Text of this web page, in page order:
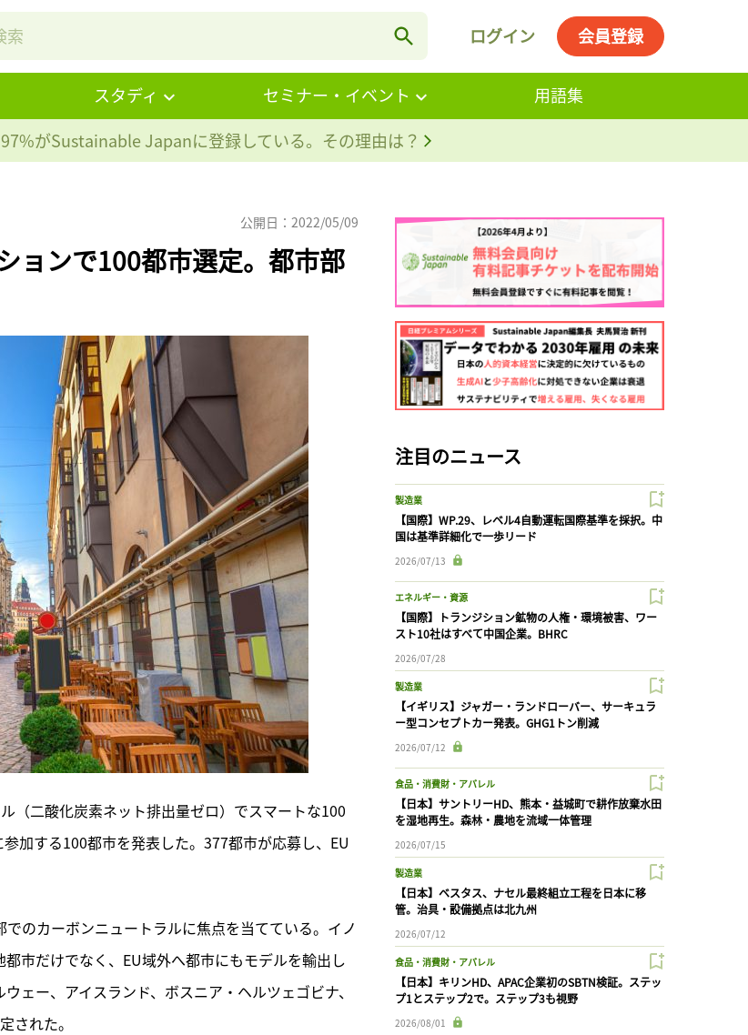
ログイン 会員登録
スタディ セミナー・イベント
用語集
がSustainable Japanに登録している。その理由は？
公開日：2022/05/09
ョンで100都市選定。都市部
（二酸化炭素ネット排出量ゼロ）でスマートな100
加する100都市を発表した。377都市が応募し、EU
のカーボンニュートラルに焦点を当てている。イノ
市だけでなく、EU域外へ都市にもモデルを輸出し
ェー、アイスランド、ボスニア・ヘルツェゴビナ、
された。
注目のニュース
製造業
【国際】WP.29、レベル4自動運転国際基準を採択。中
国は基準詳細化で一歩リード
2026/07/13
エネルギー・資源
【国際】トランジション鉱物の人権・環境被害、ワー
スト10社はすべて中国企業。BHRC
2026/07/28
製造業
【イギリス】ジャガー・ランドローバー、サーキュラ
ー型コンセプトカー発表。GHG1トン削減
2026/07/12
食品・消費財・アパレル
【日本】サントリーHD、熊本・益城町で耕作放棄水田
を湿地再生。森林・農地を流域一体管理
2026/07/15
製造業
【日本】ベスタス、ナセル最終組立工程を日本に移
管。治具・設備拠点は北九州
2026/07/12
食品・消費財・アパレル
【日本】キリンHD、APAC企業初のSBTN検証。ステッ
プ1とステップ2で。ステップ3も視野
2026/08/01